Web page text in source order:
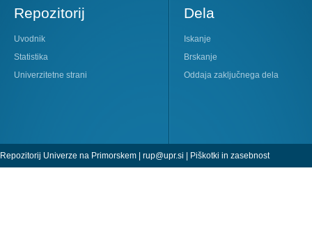
Repozitorij
Uvodnik
Statistika
Univerzitetne strani
Dela
Iskanje
Brskanje
Oddaja zaključnega dela
Repozitorij Univerze na Primorskem | rup@upr.si | Piškotki in zasebnost